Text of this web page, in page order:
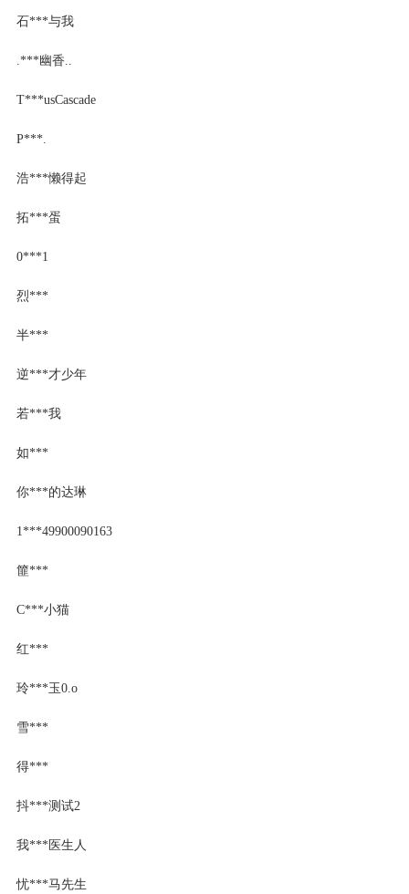
石***与我
.***幽香..
T***usCascade
P***.
浩***懒得起
拓***蛋
0***1
烈***
半***
逆***才少年
若***我
如***
你***的达琳
1***49900090163
篚***
C***小猫
红***
玲***玉0.o
雪***
得***
抖***测试2
我***医生人
忧***马先生